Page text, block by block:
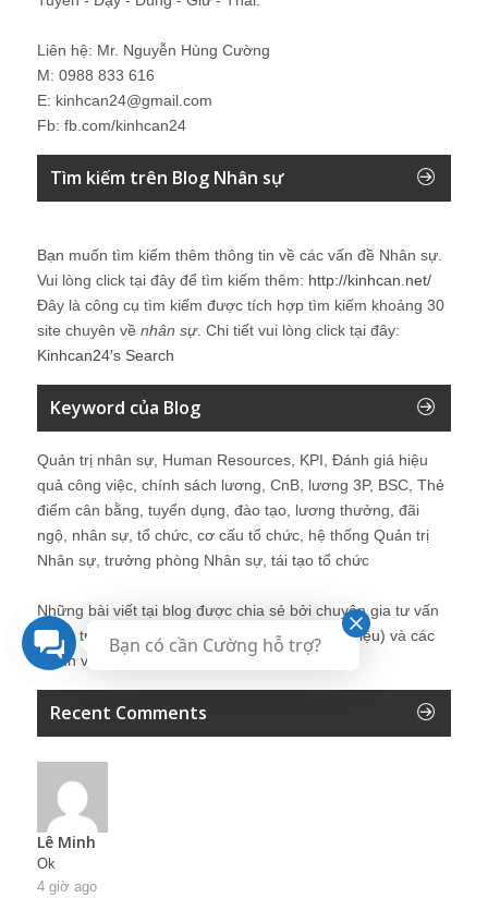
Liên hệ: Mr. Nguyễn Hùng Cường
M: 0988 833 616
E: kinhcan24@gmail.com
Fb: fb.com/kinhcan24
Tìm kiếm trên Blog Nhân sự
Bạn muốn tìm kiếm thêm thông tin về các vấn đề Nhân sự
Vui lòng click tại đây để tìm kiếm thêm: http://kinhcan.net/
Đây là công cụ tìm kiếm được tích hợp tìm kiếm khoảng 30
site chuyên về nhân sự. Chi tiết vui lòng click tại đây:
Kinhcan24′s Search
Keyword của Blog
Quản trị nhân sự, Human Resources, KPI, Đánh giá hiệu
quả công việc, chính sách lương, CnB, lương 3P, BSC, Thẻ
điểm cân bằng, tuyển dụng, đào tạo, lương thưởng, đãi
ngộ, nhân sự, tổ chức, cơ cấu tổ chức, hệ thống Quản trị
Nhân sự, trưởng phòng Nhân sự, tái tạo tổ chức
Những bài viết tại blog được chia sẻ bởi chuyên gia tư vấn
Quản trị Nhân sự Nguyễn Hùng Cường (giới thiệu) và các
thành viên khác trong cộng đồng Nhân sự.
Recent Comments
Lê Minh
Ok
4 giờ ago
Bạn có cần Cường hỗ trợ?